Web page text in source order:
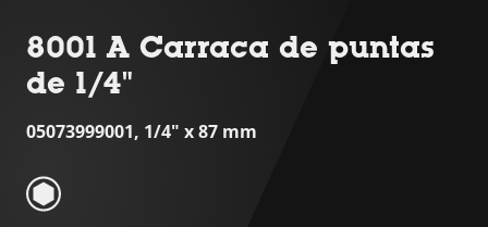
8001 A Carraca de puntas
de 1/4"
05073999001, 1/4" x 87 mm